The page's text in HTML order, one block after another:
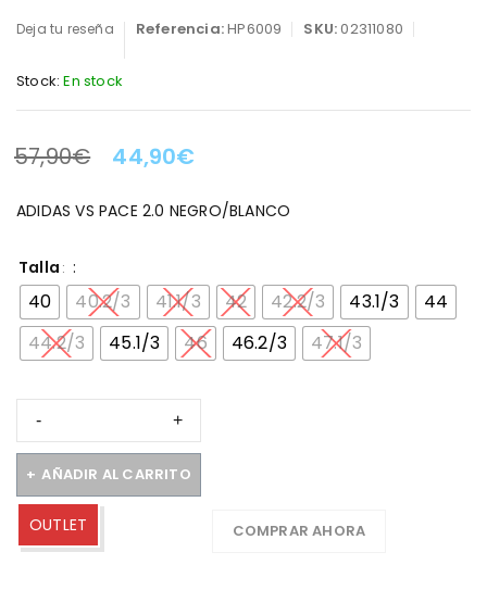
Deja tu reseña Referencia:HP6009 SKU:02311080
Stock: En stock
LA OFERTA TERMINA EN:
57,90€ 44,90€
ADIDAS VS PACE 2.0 NEGRO/BLANCO
Talla
40 40.2/3 41.1/3 42 42.2/3 43.1/3
44
44.2/3
45.1/3 46 46.2/3 47.1/3
AÑADIR AL CARRITO
OUTLET COMPRAR AHORA